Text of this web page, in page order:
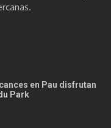
en Pau disfrutan
Park